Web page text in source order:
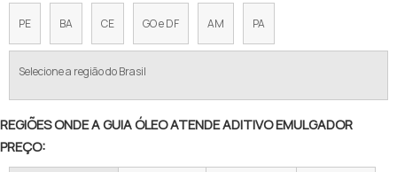
ADITIVO EMULGADOR SULFONATO DE SÓDIO SINTÉTICO
ADITIVOS INDÚSTRIA TÊXTIL
ADITIVOS PARA LUBRIFICANTES INDUSTRIAIS
PE BA CE GO e DF AM PA
Selecione a região do Brasil
REGIÕES ONDE A GUIA ÓLEO ATENDE ADITIVO EMULGADOR
PREÇO: